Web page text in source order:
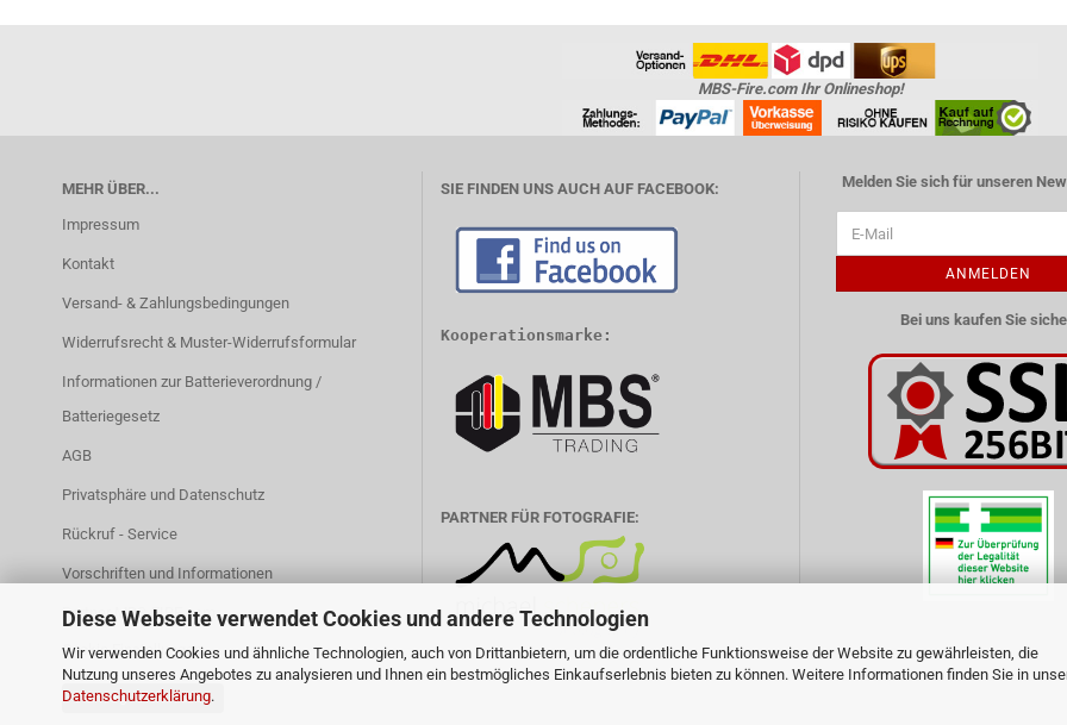
Diese Webseite verwendet Cookies und andere Technologien
Wir verwenden Cookies und ähnliche Technologien, auch von Drittanbietern, um die ordentliche Funktionsweise der Website zu gewährleisten, die
Nutzung unseres Angebotes zu analysieren und Ihnen ein bestmögliches Einkaufserlebnis bieten zu können. Weitere Informationen finden Sie in
Datenschutzerklärung.
MBS-Fire.com Ihr Onlineshop!
MEHR ÜBER...
Impressum
Kontakt
Versand- & Zahlungsbedingungen
Widerrufsrecht & Muster-Widerrufsformular
Informationen zur Batterieverordnung /
Batteriegesetz
AGB
Privatsphäre und Datenschutz
Rückruf - Service
Vorschriften und Informationen
Partner MBS-FIRE.com
Cookie Einstellungen
SIE FINDEN UNS AUCH AUF FACEBOOK:
Kooperationsmarke:
PARTNER FÜR FOTOGRAFIE:
Melden Sie sich für unseren
ANMELDEN
Bei uns kaufen Sie
Vertrag widerrufen